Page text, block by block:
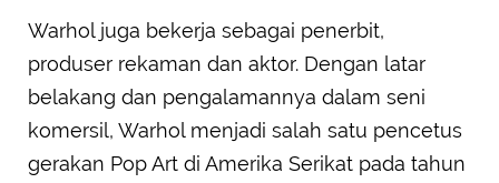
Warhol juga bekerja sebagai penerbit,
produser rekaman dan aktor. Dengan latar
belakang dan pengalamannya dalam seni
komersil, Warhol menjadi salah satu pencetus
gerakan Pop Art di Amerika Serikat pada tahun